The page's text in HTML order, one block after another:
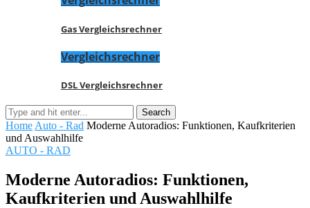
Gas Vergleichsrechner
Vergleichsrechner
DSL Vergleichsrechner
Home Auto - Rad Moderne Autoradios: Funktionen, Kaufkriterien
und Auswahlhilfe
AUTO - RAD
Moderne Autoradios: Funktionen,
Kaufkriterien und Auswahlhilfe